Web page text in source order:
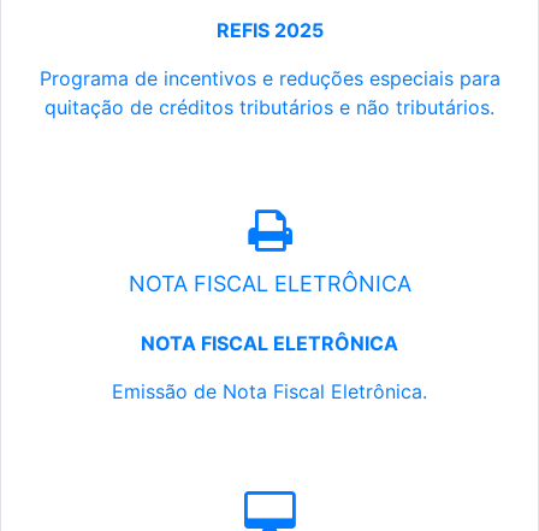
REFIS 2025
Programa de incentivos e reduções especiais para
quitação de créditos tributários e não tributários.
NOTA FISCAL ELETRÔNICA
NOTA FISCAL ELETRÔNICA
Emissão de Nota Fiscal Eletrônica.